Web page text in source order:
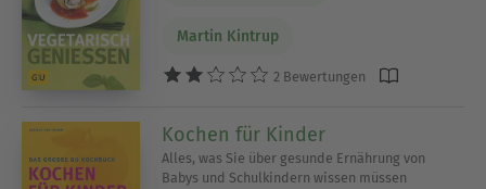
Martin Kintrup
2 Bewertungen
Kochen für Kinder
Alles, was Sie über gesunde Ernährung von
Babys und Schulkindern wissen müssen